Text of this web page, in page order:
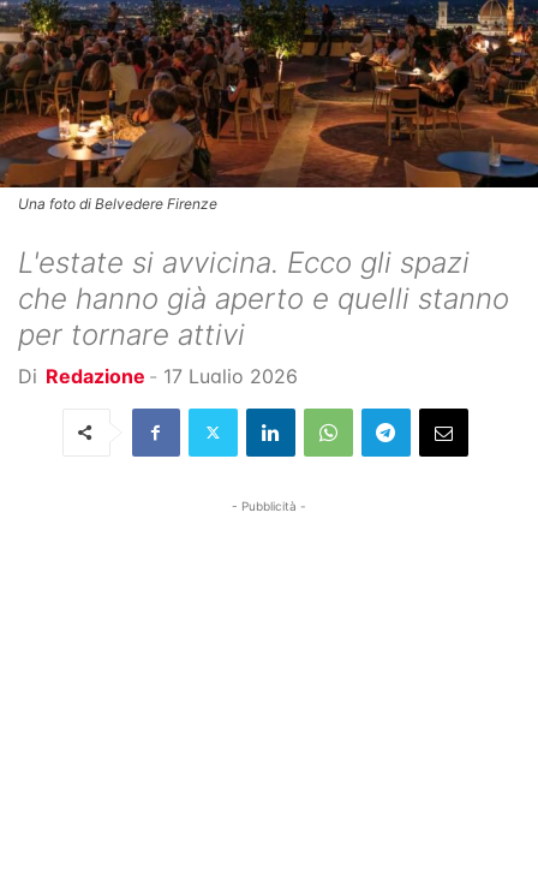
Una foto di Belvedere Firenze
L'estate si avvicina. Ecco gli spazi
che hanno già aperto e quelli stanno
per tornare attivi
Di Redazione - 17 Luglio 2026
- Pubblicità -